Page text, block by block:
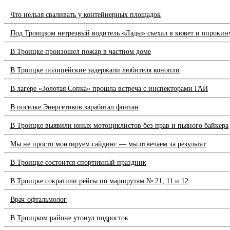
Что нельзя сваливать у контейнерных площадок
Под Троицком нетрезвый водитель «Лады» съехал в кювет и
В Троицке произошел пожар в частном доме
В Троицке полицейские задержали любителя конопли
В лагере «Золотая Сопка» прошла встреча с инспекторами ГАИ
В поселке Энергетиков заработал фонтан
В Троицке выявили юных мотоциклистов без прав и пьяного байкера
Мы не просто монтируем сайдинг — мы отвечаем за результат
В Троицке состоится спортивный праздник
В Троицке сократили рейсы по маршрутам № 21, 11 и 12
Врач-офтальмолог
В Троицком районе утонул подросток